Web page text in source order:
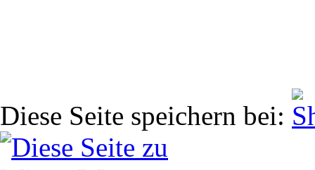
Diese Seite speichern bei: